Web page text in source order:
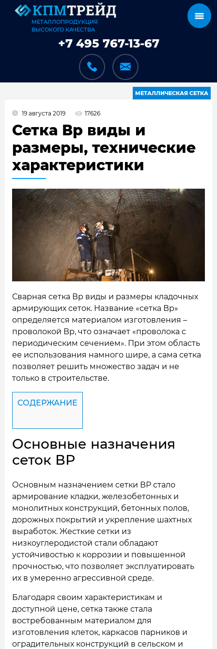
МЕТАЛЛОПРОДУКЦИЯ
ВЫСОКОГО КАЧЕСТВА
+7 495 767-13-67
КАРКАСЫ
КАК МЫ РАБОТАЕМ
ДОСТАВКА И ОПЛАТА
НАШИ ОБЪЕКТЫ
БЛОГ
КОНТАКТЫ
МЕТАЛЛИЧЕСКАЯ СЕТКА
19 августа 2019 17626
Сетка Вр виды и
размеры, технические
характеристики
Сварная сетка Вр виды и размеры кладочных
армирующих сеток. Название «сетка Вр»
определяется материалом изготовления –
проволокой Вр, что означает «проволока с
периодическим сечением». При этом область
ее использования намного шире, а сама сетка
позволяет решить множество задач и не
только в строительстве.
СОДЕРЖАНИЕ
Основные назначения
сеток ВР
Основным назначением сетки ВР стало
армирование кладки, железобетонных и
монолитных конструкций, бетонных полов,
дорожных покрытий и укрепление шахтных
выработок. Жесткие сетки из
низкоуглеродистой стали обладают
устойчивостью к коррозии и повышенной
прочностью, что позволяет эксплуатировать
их в умеренно агрессивной среде.
Благодаря своим характеристикам и
доступной цене, сетка также стала
востребованным материалом для
изготовления клеток, каркасов парников и
оградительных конструкций в сельском и